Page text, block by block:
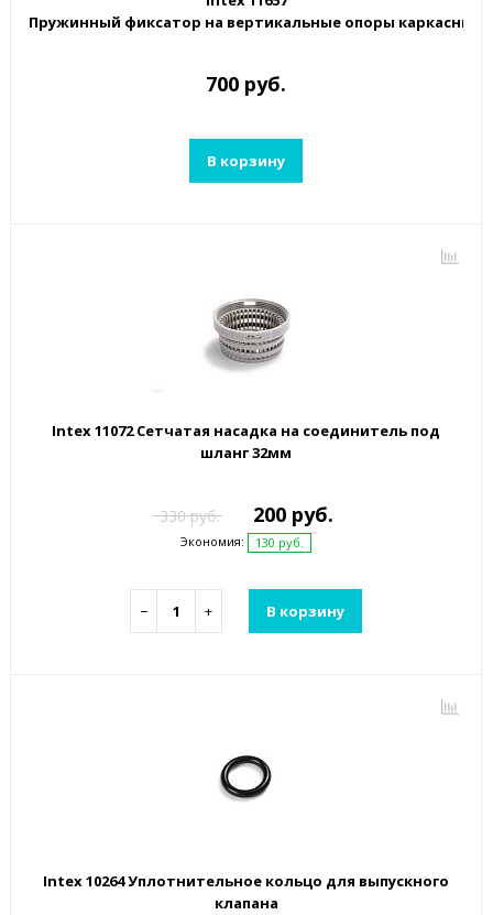
Пружинный фиксатор на вертикальные опоры каркасных
700 руб.
В корзину
Intex 11072 Сетчатая насадка на соединитель под
шланг 32мм
330 руб. 200 руб.
Экономия: 130 руб.
− + В корзину
Intex 10264 Уплотнительное кольцо для выпускного
клапана